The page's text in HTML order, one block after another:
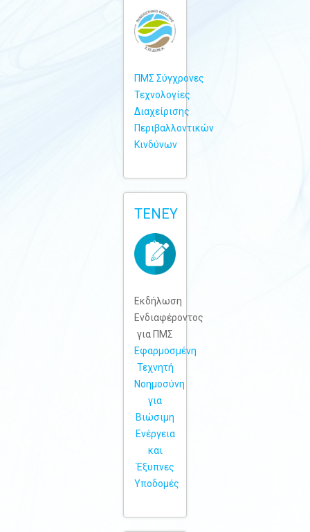
ΠΜΣ Σύγχρονες
Τεχνολογίες
Διαχείρισης
Περιβαλλοντικών
Κινδύνων
TENEY
Εκδήλωση
Ενδιαφέροντος
για ΠΜΣ
Εφαρμοσμένη
Τεχνητή
Νοημοσύνη
για
Βιώσιμη
Ενέργεια
και
Έξυπνες
Υποδομές